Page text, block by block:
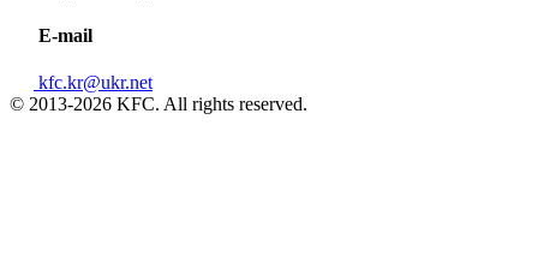
E-mail
kfc.kr@ukr.net
© 2013-2026 KFC. All rights reserved.